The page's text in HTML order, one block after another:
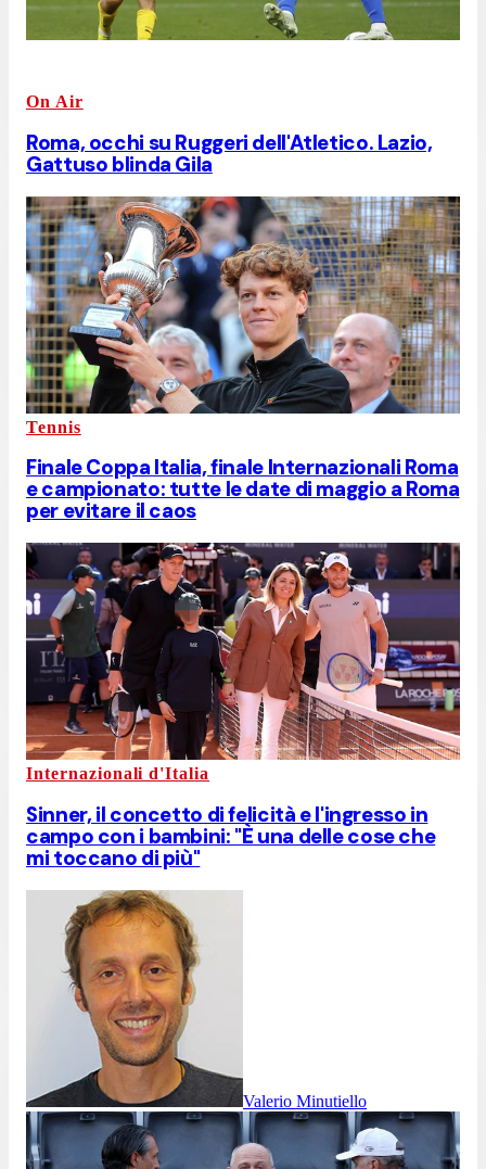
On Air
Roma, occhi su Ruggeri dell'Atletico. Lazio,
Gattuso blinda Gila
Tennis
Finale Coppa Italia, finale Internazionali Roma
e campionato: tutte le date di maggio a Roma
per evitare il caos
Internazionali d'Italia
Sinner, il concetto di felicità e l'ingresso in
campo con i bambini: "È una delle cose che
mi toccano di più"
Valerio Minutiello